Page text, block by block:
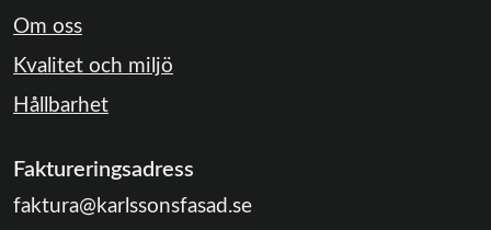
Om oss
Kvalitet och miljö
Hållbarhet
Faktureringsadress
faktura@karlssonsfasad.se